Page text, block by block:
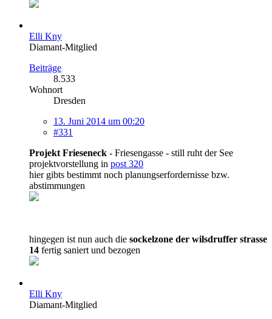
Elli Kny
Diamant-Mitglied
Beiträge
8.533
Wohnort
Dresden
13. Juni 2014 um 00:20
#331
Projekt Frieseneck - Friesengasse - still ruht der See
projektvorstellung in post 320
hier gibts bestimmt noch planungserfordernisse bzw.
abstimmungen
hingegen ist nun auch die sockelzone der wilsdruffer strasse
14 fertig saniert und bezogen
Elli Kny
Diamant-Mitglied